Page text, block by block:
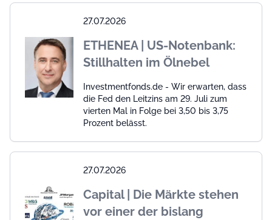
27.07.2026
ETHENEA | US-Notenbank:
Stillhalten im Ölnebel
Investmentfonds.de - Wir erwarten, dass
die Fed den Leitzins am 29. Juli zum
vierten Mal in Folge bei 3,50 bis 3,75
Prozent belässt.
27.07.2026
Capital | Die Märkte stehen
vor einer der bislang